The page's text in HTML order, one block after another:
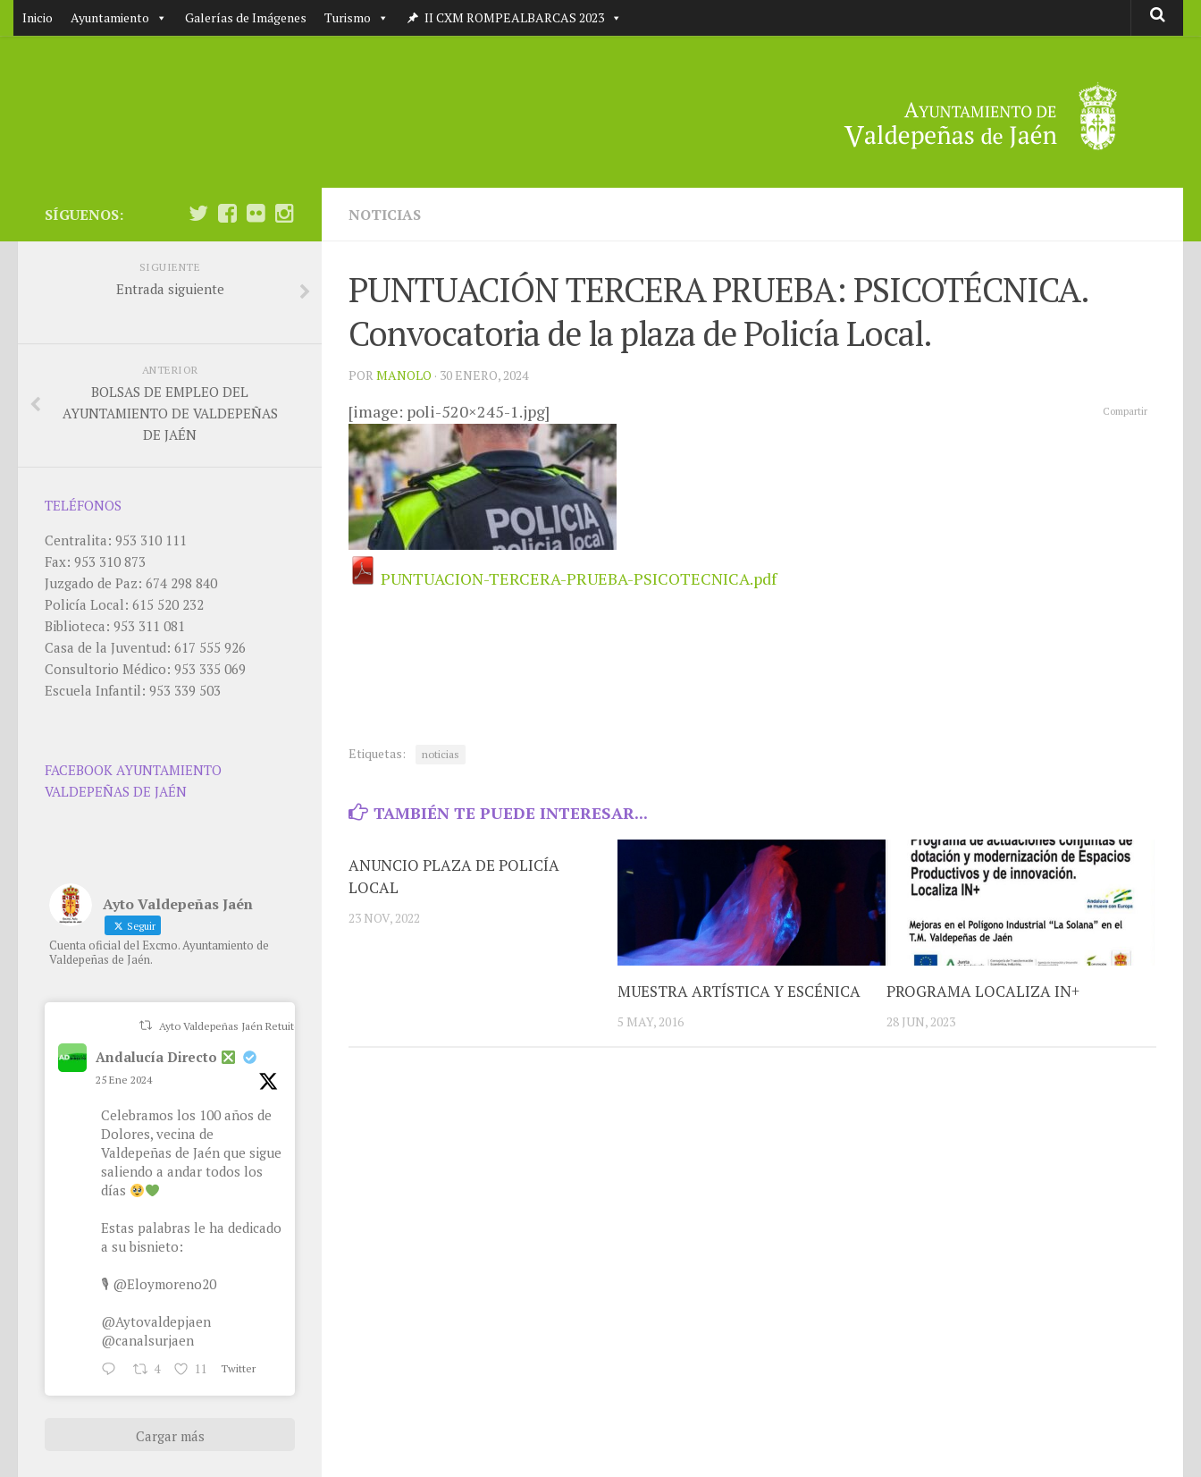
Inicio Ayuntamiento Galerías de Imágenes Turismo II CXM ROMPEALBARCAS 2023
NOTICIAS
PUNTUACIÓN TERCERA PRUEBA: PSICOTÉCNICA.
Convocatoria de la plaza de Policía Local.
POR MANOLO · 30 ENERO, 2024
[image: poli-520×245-1.jpg]
PUNTUACION-TERCERA-PRUEBA-PSICOTECNICA.pdf
Compartir
Etiquetas: noticias
TAMBIÉN TE PUEDE INTERESAR...
ANUNCIO PLAZA DE POLICÍA
LOCAL
23 NOV, 2022
MUESTRA ARTÍSTICA Y ESCÉNICA
5 MAY, 2016
PROGRAMA LOCALIZA IN+
28 JUN, 2023
SÍGUENOS:
SIGUIENTE
Entrada siguiente
ANTERIOR
BOLSAS DE EMPLEO DEL
AYUNTAMIENTO DE VALDEPEÑAS
DE JAÉN
TELÉFONOS
Centralita: 953 310 111
Fax: 953 310 873
Juzgado de Paz: 674 298 840
Policía Local: 615 520 232
Biblioteca: 953 311 081
Casa de la Juventud: 617 555 926
Consultorio Médico: 953 335 069
Escuela Infantil: 953 339 503
FACEBOOK AYUNTAMIENTO
VALDEPEÑAS DE JAÉN
Ayto Valdepeñas Jaén
Seguir
Cuenta oficial del Excmo. Ayuntamiento de
Valdepeñas de Jaén.
Ayto Valdepeñas Jaén Retuiteado
Andalucía Directo
25 Ene 2024
Celebramos los 100 años de
Dolores, vecina de
Valdepeñas de Jaén que sigue
saliendo a andar todos los
días
Estas palabras le ha dedicado
a su bisnieto:
🎙 @Eloymoreno20
@Aytovaldepjaen
@canalsurjaen
4 11 Twitter
Cargar más